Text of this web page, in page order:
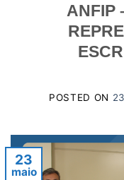
ANFIP
POSTED ON
23
maio